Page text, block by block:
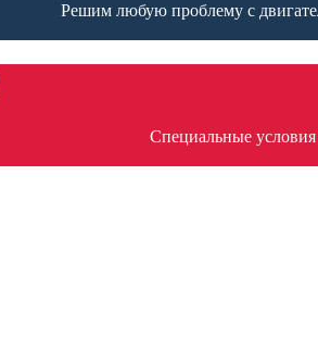
Решим любую проблему с
Специальные